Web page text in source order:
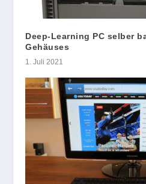
Deep-Learning PC selber
Gehäuses
1. Juli 2021